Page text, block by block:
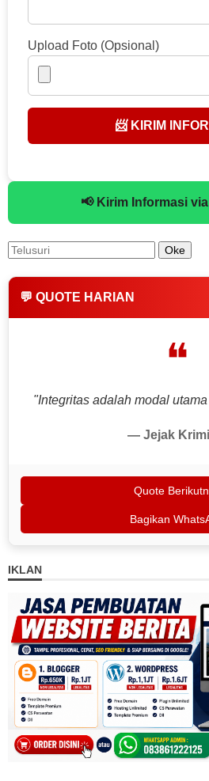
Upload Foto (Opsional)
📨 KIRIM
📢 Kirim Informasi
💬 QUOTE HARIAN
❝
"Integritas adalah modal
— Jejak
Quote
Bagikan
IKLAN